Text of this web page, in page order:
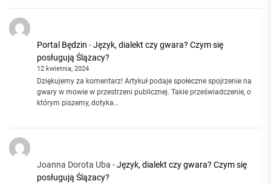
Portal Będzin -Język, dialekt czy gwara? Czym się
posługują Ślązacy?
12 kwietnia, 2024
Dziękujemy za komentarz! Artykuł podaje społeczne spojrzenie na
gwary w mowie w przestrzeni publicznej. Takie przeświadczenie, o
którym piszemy, dotyka…
Joanna Dorota Uba -Język, dialekt czy gwara? Czym się
posługują Ślązacy?